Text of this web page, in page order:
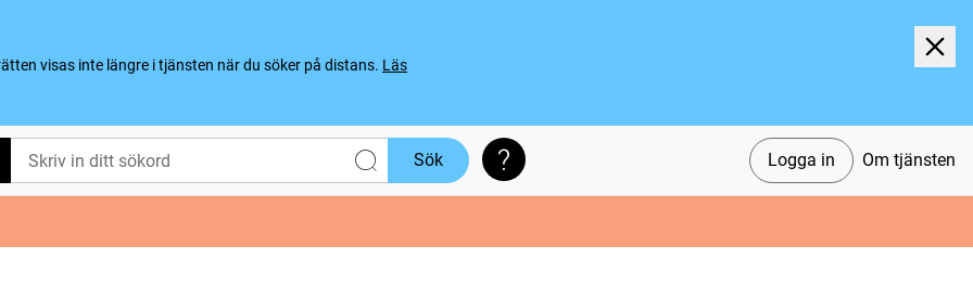
visas inte längre i tjänsten när du söker på distans. Läs
Logga in Om tjänsten
Sök Söktips